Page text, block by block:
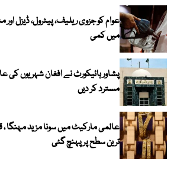
عوام کو جزوی ریلیف، پیٹرول، ڈیزل
میں کمی
پشاور ہائیکورٹ نے افغان شہریوں کی
مسترد کر دیں
ترین سطح پر پہنچ گئی